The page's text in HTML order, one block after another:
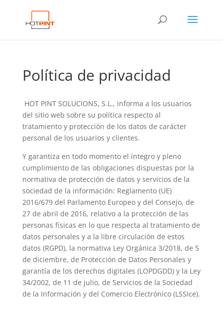
Política de privacidad
HOT PINT SOLUCIONS, S.L., informa a los usuarios
del sitio web sobre su política respecto al
tratamiento y protección de los datos de carácter
personal de los usuarios y clientes.
Y garantiza en todo momento el íntegro y pleno
cumplimiento de las obligaciones dispuestas por la
normativa de protección de datos y servicios de la
sociedad de la información: Reglamento (UE)
2016/679 del Parlamento Europeo y del Consejo, de
27 de abril de 2016, relativo a la protección de las
personas físicas en lo que respecta al tratamiento de
datos personales y a la libre circulación de estos
datos (RGPD), la normativa Ley Orgánica 3/2018, de 5
de diciembre, de Protección de Datos Personales y
garantía de los derechos digitales (LOPDGDD) y la Ley
34/2002, de 11 de julio, de Servicios de la Sociedad
de la Información y del Comercio Electrónico (LSSIce).